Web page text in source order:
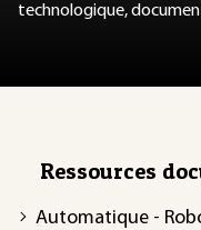
technologique,
Ressources
Automatique -